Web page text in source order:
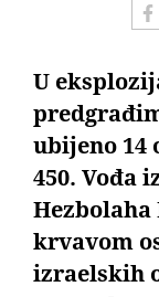
U
ubijeno 14
450. Vođa
Hezbolaha
krvavom
izraelskih